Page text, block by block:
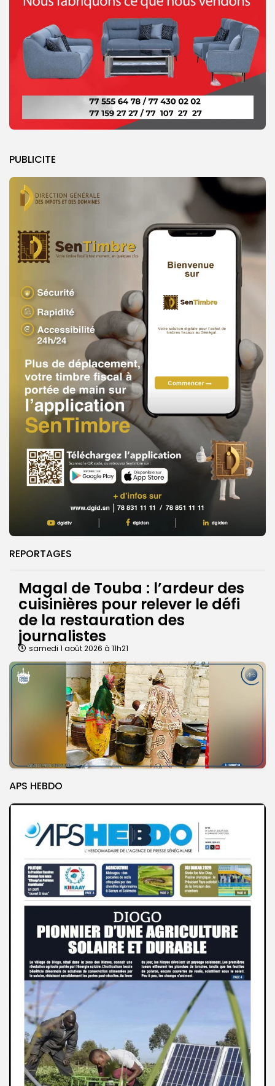
PUBLICITE
REPORTAGES
Magal de Touba : l’ardeur des
cuisinières pour relever le défi
de la restauration des
journalistes
samedi 1 août 2026 à 11h21
APS HEBDO